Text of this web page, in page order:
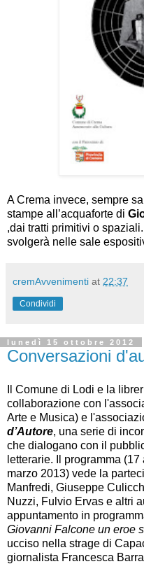
A Crema invece, sempre
stampe all’acquaforte di
,dai tratti primitivi o spaziali.
svolgerà nelle sale
cremAvvenimenti at 22:37
Condividi
lunedì 15 ottobre 2012
Conversazioni
Il Comune di Lodi e la
collaborazione con
Arte e Musica) e
d’Autore, una serie di
che dialogano con il
letterarie. Il programma
marzo 2013) vede la
Manfredi, Giuseppe
Nuzzi, Fulvio Ervas e altri
appuntamento in
Giovanni Falcone un eroe
ucciso nella strage di
giornalista Francesca